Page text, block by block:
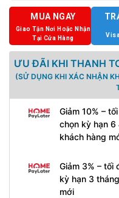
MUA NGAY
Giao Tận Nơi Hoặc Nhận
Tại Cửa Hàng
ƯU ĐÃI KHI THANH
(SỬ DỤNG KHI XÁC NHẬN
Giảm 10% –
chọn kỳ hạn 6
khách hàng
Giảm 3% – tối
kỳ hạn 3
mới